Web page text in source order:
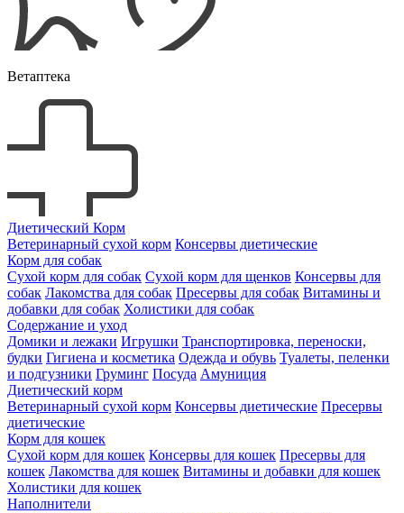
Ветаптека
Диетический Корм
Ветеринарный сухой корм Консервы диетические
Корм для собак
Сухой корм для собак Сухой корм для щенков Консервы для
собак Лакомства для собак Пресервы для собак Витамины и
добавки для собак Холистики для собак
Содержание и уход
Домики и лежаки Игрушки Транспортировка, переноски,
будки Гигиена и косметика Одежда и обувь Туалеты, пеленки
и подгузники Груминг Посуда Амуниция
Диетический корм
Ветеринарный сухой корм Консервы диетические Пресервы
диетические
Корм для кошек
Сухой корм для кошек Консервы для кошек Пресервы для
кошек Лакомства для кошек Витамины и добавки для кошек
Холистики для кошек
Наполнители